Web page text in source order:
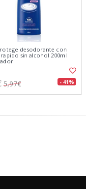
desodorante con
sin alcohol 200ml
5,97€ - 41%